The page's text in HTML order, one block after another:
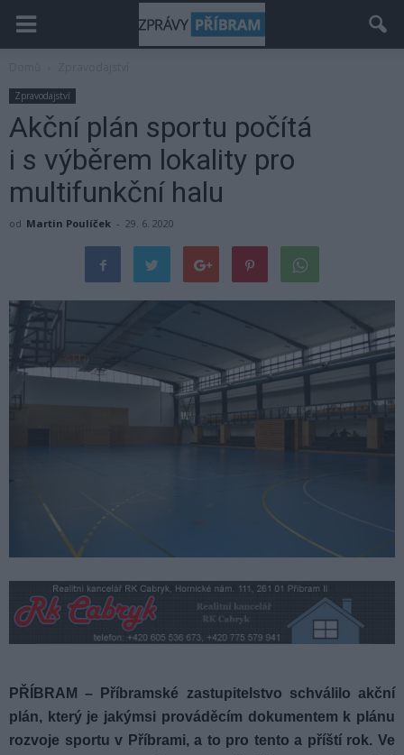
Zpravodajství
Akční plán sportu počítá
i s výběrem lokality pro
multifunkční halu
od Martin Poulíček - 29. 6. 2020
PŘÍBRAM – Příbramské zastupitelstvo schválilo akční
plán, který je jakýmsi prováděcím dokumentem k plánu
rozvoje sportu v Příbrami, a to pro tento a příští rok. Ve